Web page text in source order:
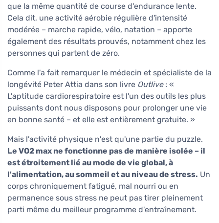
que la même quantité de course d'endurance lente.
Cela dit, une activité aérobie régulière d'intensité
modérée – marche rapide, vélo, natation – apporte
également des résultats prouvés, notamment chez les
personnes qui partent de zéro.
Comme l'a fait remarquer le médecin et spécialiste de la
longévité Peter Attia dans son livre Outlive: «
L'aptitude cardiorespiratoire est l'un des outils les plus
puissants dont nous disposons pour prolonger une vie
en bonne santé – et elle est entièrement gratuite. »
Mais l'activité physique n'est qu'une partie du puzzle.
Le VO2 max ne fonctionne pas de manière isolée – il
est étroitement lié au mode de vie global, à
l'alimentation, au sommeil et au niveau de stress. Un
corps chroniquement fatigué, mal nourri ou en
permanence sous stress ne peut pas tirer pleinement
parti même du meilleur programme d'entraînement.